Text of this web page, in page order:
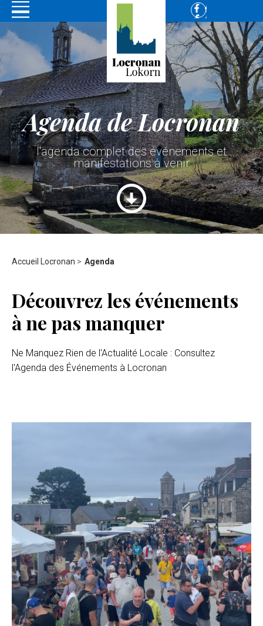
Agenda de Locronan
l'agenda complet des événements et
manifestations à venir
Accueil Locronan > Agenda
Découvrez les événements
à ne pas manquer
Ne Manquez Rien de l'Actualité Locale : Consultez
l'Agenda des Événements à Locronan